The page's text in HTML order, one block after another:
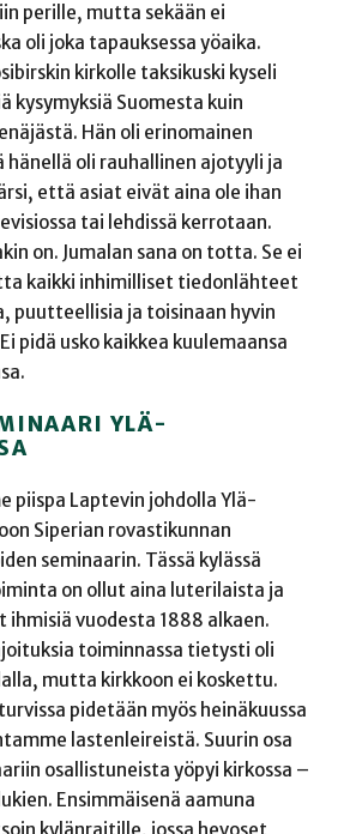
perille, mutta sekään ei
oli joka tapauksessa yöaika.
kirkolle taksikuski kyseli
kysymyksiä Suomesta kuin
Hän oli erinomainen
hänellä oli rauhallinen ajotyyli ja
että asiat eivät aina ole ihan
tai lehdissä kerrotaan.
on. Jumalan sana on totta. Se ei
kaikki inhimilliset tiedonlähteet
puutteellisia ja toisinaan hyvin
pidä usko kaikkea kuulemaansa
YLÄ-
piispa Laptevin johdolla Ylä-
Siperian rovastikunnan
seminaarin. Tässä kylässä
on ollut aina luterilaista ja
ihmisiä vuodesta 1888 alkaen.
toiminnassa tietysti oli
mutta kirkkoon ei koskettu.
pidetään myös heinäkuussa
lastenleireistä. Suurin osa
osallistuneista yöpyi kirkossa –
Ensimmäisenä aamuna